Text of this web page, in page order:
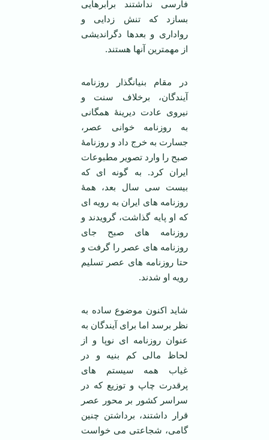
فارسی نداشتند برابرهایی
بسازد که تنش زدایی و
رواداری و بعدها دگراندیشی
از مهمترین آنها هستند.
در مقام بنیانگذار روزنامه
آیندگان، برخلاف سنت و
نیروی عادت دیرینۀ همگانی
به روزنامه خوانی عصر،
جسارت به خرج داد و روزنامۀ
صبح را وارد تصویر مطبوعات
ایران کرد. به گونه ای که
بیست سی سال بعد، همۀ
روزنامه های ایران به رویه ای
که او پایه گذاشت، گرویدند و
روزنامه های صبح جای
روزنامه های عصر را گرفت و
حتا روزنامه های عصر تسلیم
رویه او شدند.
شاید اکنون موضوع ساده به
نظر برسد اما برای آیندگان به
عنوان روزنامه ای نوپا و از
لحاظ مالی کم بنیه و در
غیاب همه سیستم های
پرقدرت چاپ و توزیع که در
سراسر کشور بر محور عصر
قرار داشتند، برداشتن چنین
گامی، شجاعتی می خواست